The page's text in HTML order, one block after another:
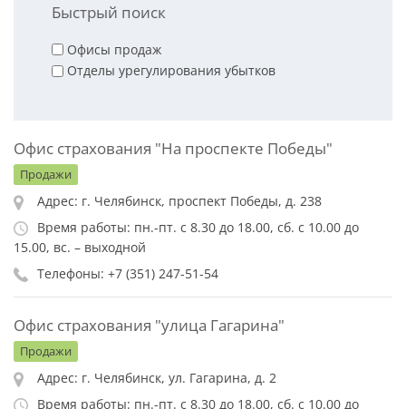
Быстрый поиск
Офисы продаж
Отделы урегулирования убытков
Офис страхования "На проспекте Победы"
Продажи
Адрес: г. Челябинск, проспект Победы, д. 238
Время работы: пн.-пт. с 8.30 до 18.00, сб. с 10.00 до
15.00, вс. – выходной
Телефоны: +7 (351) 247-51-54
Офис страхования "улица Гагарина"
Продажи
Адрес: г. Челябинск, ул. Гагарина, д. 2
Время работы: пн.-пт. с 8.30 до 18.00, сб. с 10.00 до